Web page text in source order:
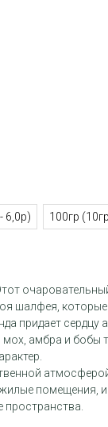
6,0р) 100гр
шалфея,
придает сердцу
мох, амбра и бобы
помещения,
пространства.